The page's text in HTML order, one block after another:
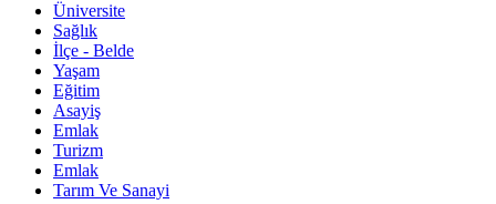
Üniversite
Sağlık
İlçe - Belde
Yaşam
Eğitim
Asayiş
Emlak
Turizm
Emlak
Tarım Ve Sanayi